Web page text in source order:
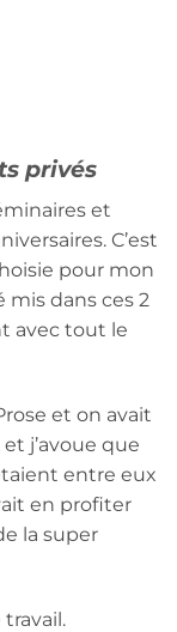
privés
et
C’est
pour mon
mis dans ces 2
avec tout le
et on avait
j’avoue que
entre eux
en profiter
la super